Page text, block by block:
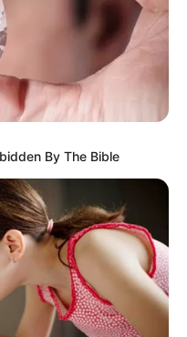
By The Bible